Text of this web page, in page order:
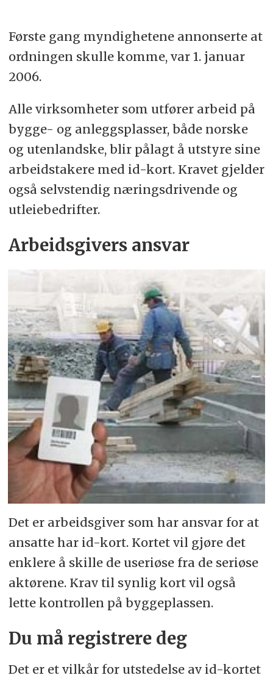
Første gang myndighetene annonserte at
ordningen skulle komme, var 1. januar
2006.
Alle virksomheter som utfører arbeid på
bygge- og anleggsplasser, både norske
og utenlandske, blir pålagt å utstyre sine
arbeidstakere med id-kort. Kravet gjelder
også selvstendig næringsdrivende og
utleiebedrifter.
Arbeidsgivers ansvar
Det er arbeidsgiver som har ansvar for at
ansatte har id-kort. Kortet vil gjøre det
enklere å skille de useriøse fra de seriøse
aktørene. Krav til synlig kort vil også
lette kontrollen på byggeplassen.
Du må registrere deg
Det er et vilkår for utstedelse av id-kortet